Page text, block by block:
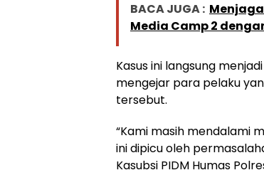
BACA JUGA :
Media Camp 2
Kasus ini langsung
mengejar para pelaku
tersebut.
“Kami masih mendalami
ini dipicu oleh
Kasubsi PIDM Humas